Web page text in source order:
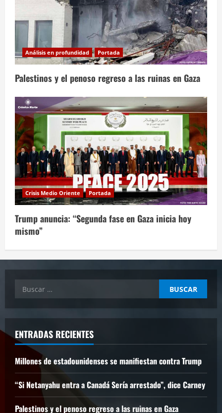
Análisis en profundidad Portada
Palestinos y el penoso regreso a las ruinas en Gaza
Crisis Medio Oriente Portada
Trump anuncia: “Segunda fase en Gaza inicia hoy
mismo”
Buscar:
ENTRADAS RECIENTES
Millones de estadounidenses se manifiestan contra Trump
“Si Netanyahu entra a Canadá Sería arrestado”, dice Carney
Palestinos y el penoso regreso a las ruinas en Gaza